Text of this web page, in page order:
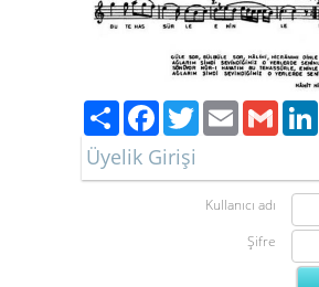
PaylaşFacebook
TwitterEmailGmail
Üyelik Girişi
Kullanıcı adı
Şifre